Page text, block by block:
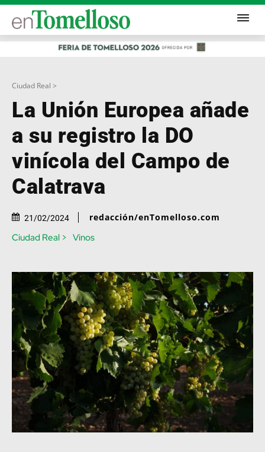
Ciudad Real >
La Unión Europea añade
a su registro la DO
vinícola del Campo de
Calatrava
21/02/2024 redacción/enTomelloso.com
Ciudad Real > Vinos